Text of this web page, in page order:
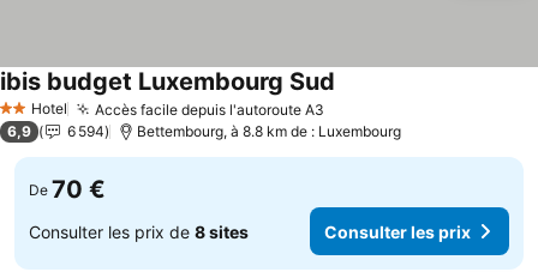
2 Étoiles
Hotel Accès facile depuis l'autoroute A3
ibis budget Luxembourg Sud
6,9 6 594 Bettembourg, à 8.8 km de : Luxembourg
De 70 €
Consulter les prix de 8 sites Consulter les prix